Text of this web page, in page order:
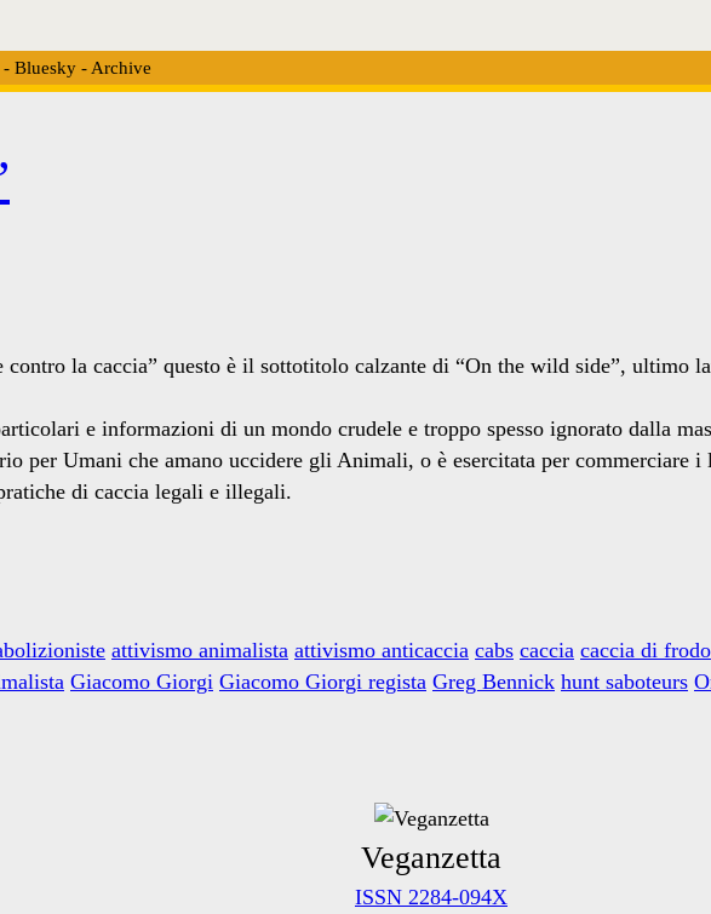
- Bluesky- Archive
la caccia” questo è il sottotitolo calzante di “On the wild side”, ultimo
e informazioni di un mondo crudele e troppo spesso ignorato dalla
per Umani che amano uccidere gli Animali, o è esercitata per
di caccia legali e illegali.
attivismo animalista attivismo anticaccia cabs caccia caccia di frodo
Giacomo Giorgi Giacomo Giorgi regista Greg Bennick hunt saboteurs
Veganzetta
ISSN 2284-094X